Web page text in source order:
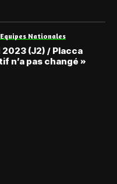
Equipes Nationales
(J2) / Placca
n’a pas changé »